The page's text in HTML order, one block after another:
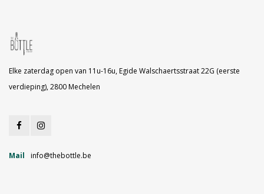
Elke zaterdag open van 11u-16u, Egide Walschaertsstraat 22G (eerste
verdieping), 2800 Mechelen
Mail info@thebottle.be